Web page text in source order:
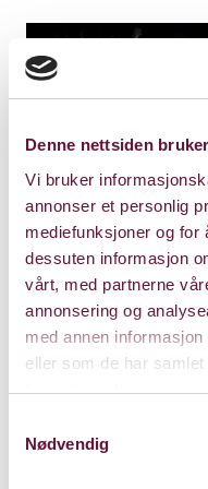
Denne nettsiden
Vi bruker
annonser et personlig
mediefunksjoner og for
dessuten informasjon
vårt, med partnerne
annonsering og
med annen
eller som de har
tjenestene deres.
Nødvendig
Bli vår venn!
Med rabatterte